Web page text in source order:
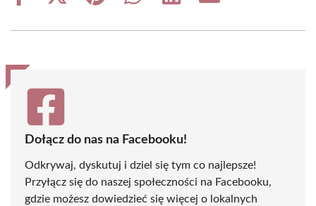
(Twitter)
Dołącz do nas na Facebooku!
Odkrywaj, dyskutuj i dziel się tym co najlepsze!
Przyłącz się do naszej społeczności na Facebooku,
gdzie możesz dowiedzieć się więcej o lokalnych